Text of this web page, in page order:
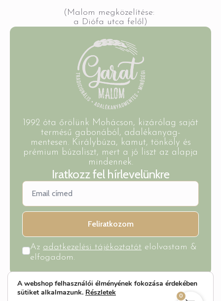
(Malom megközelítése:
a Diófa utca felől)
1992 óta őrölünk Mohácson, kizárólag saját
termésű gabonából, adalékanyag-
mentesen. Királybúza, kamut, tönköly és
prémium búzaliszt, mert a jó liszt az alapja
mindennek.
Iratkozz fel hírlevelünkre
Az adatkezelési tájékoztatót elolvastam &
elfogadom.
Feliratkozom
©2026 Minden jog fenntartva | Az oldalt készítette &
működteti a Netkit.hu
A webshop felhasználói élményének fokozása érdekében
sütiket alkalmazunk. Részletek 0